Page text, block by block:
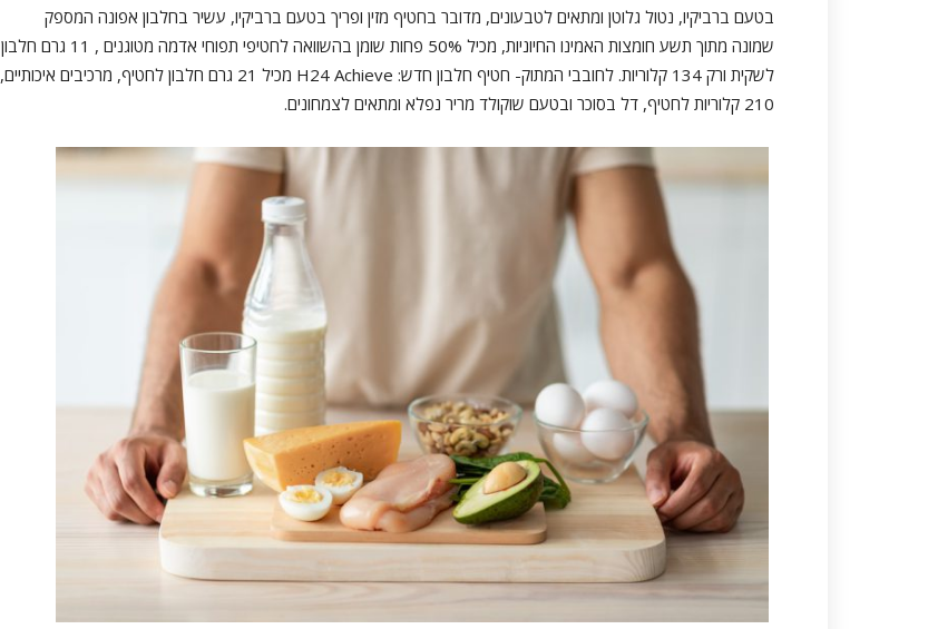
בטעם ברביקיו, נטול גלוטן ומתאים לטבעונים, מדובר בחטיף מזין ופריך בטעם ברביקיו, עשיר בחלבון אפונה המספק
שמונה מתוך תשע חומצות האמינו החיוניות, מכיל 50% פחות שומן בהשוואה לחטיפי תפוחי אדמה מטוגנים , 11 גרם חלבון
לשקית ורק 134 קלוריות. לחובבי המתוק- חטיף חלבון חדש: H24 Achieve מכיל 21 גרם חלבון לחטיף, מרכיבים איכותיים,
210 קלוריות לחטיף, דל בסוכר ובטעם שוקולד מריר נפלא ומתאים לצמחונים.